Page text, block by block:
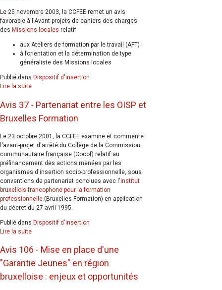
Le 25 novembre 2003, la CCFEE remet un avis
favorable à l'Avant-projets de cahiers des charges
des Missions locales relatif
aux Ateliers de formation par le travail (AFT)
à l’orientation et la détermination de type
généraliste des Missions locales
Publié dans Dispositif d'insertion
Lire la suite
Avis 37 - Partenariat entre les OISP et
Bruxelles Formation
Le 23 octobre 2001, la CCFEE examine et commente
l'avant-projet d'arrêté du Collège de la Commission
communautaire française (Cocof) relatif au
préfinancement des actions menées par les
organismes d'insertion socio-professionnelle, sous
conventions de partenariat conclues avec l'Institut
bruxellois francophone pour la formation
professionnelle (Bruxelles Formation) en application
du décret du 27 avril 1995.
Publié dans Dispositif d'insertion
Lire la suite
Avis 106 - Mise en place d'une
"Garantie Jeunes" en région
bruxelloise : enjeux et opportunités